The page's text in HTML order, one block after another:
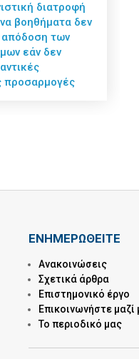
διατροφή
βοηθήματα δεν
απόδοση των
εάν δεν
προσαρμογές
ΕΝΗΜΕΡΩΘΕΙΤΕ
Ανακοινώσεις
Σχετικά άρθρα
Επιστημονικό έργο
Επικοινωνήστε μαζί
Το περιοδικό μας